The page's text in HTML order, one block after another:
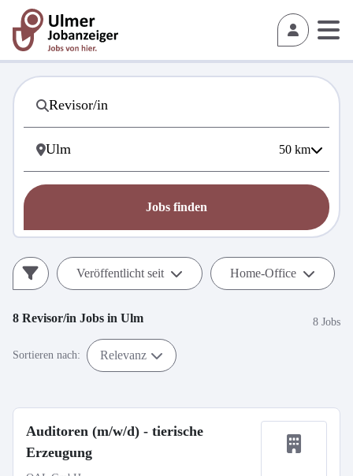
50 km
Jobs finden
Veröffentlicht seit Home-Office
8 Revisor/in Jobs in Ulm 8 Jobs
Sortieren nach: Relevanz
Auditoren (m/w/d) - tierische
Erzeugung